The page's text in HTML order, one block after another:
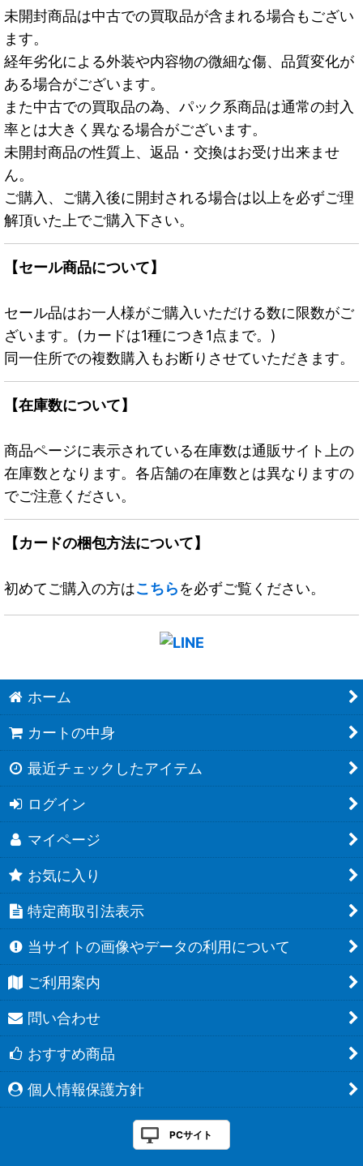
未開封商品は中古での買取品が含まれる場合もござい
ます。
経年劣化による外装や内容物の微細な傷、品質変化が
ある場合がございます。
また中古での買取品の為、パック系商品は通常の封入
率とは大きく異なる場合がございます。
未開封商品の性質上、返品・交換はお受け出来ませ
ん。
ご購入、ご購入後に開封される場合は以上を必ずご理
解頂いた上でご購入下さい。
【セール商品について】
セール品はお一人様がご購入いただける数に限数がご
ざいます。(カードは1種につき1点まで。)
同一住所での複数購入もお断りさせていただきます。
【在庫数について】
商品ページに表示されている在庫数は通販サイト上の
在庫数となります。各店舗の在庫数とは異なりますの
でご注意ください。
【カードの梱包方法について】
初めてご購入の方はこちらを必ずご覧ください。
ホーム
カートの中身
最近チェックしたアイテム
ログイン
マイページ
お気に入り
特定商取引法表示
当サイトの画像やデータの利用について
ご利用案内
問い合わせ
おすすめ商品
個人情報保護方針
PCサイト